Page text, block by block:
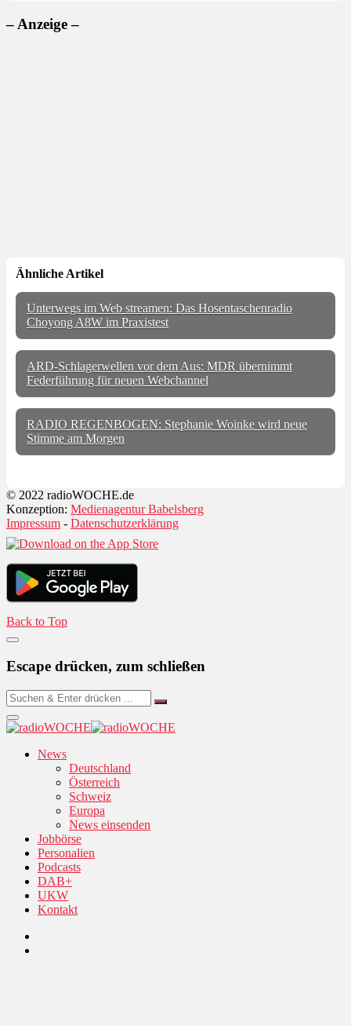
– Anzeige –
Ähnliche Artikel
Unterwegs im Web streamen: Das Hosentaschenradio
Choyong A8W im Praxistest
ARD-Schlagerwellen vor dem Aus: MDR übernimmt
Federführung für neuen Webchannel
RADIO REGENBOGEN: Stephanie Woinke wird neue
Stimme am Morgen
© 2022 radioWOCHE.de
Konzeption: Medienagentur Babelsberg
Impressum - Datenschutzerklärung
Back to Top
Escape drücken, zum schließen
News
Deutschland
Österreich
Schweiz
Europa
News einsenden
Jobbörse
Personalien
Podcasts
DAB+
UKW
Kontakt